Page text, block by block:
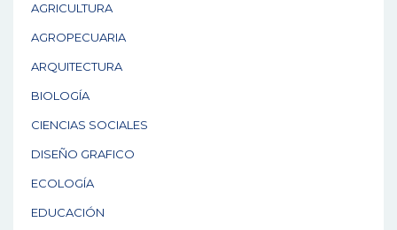
AGRICULTURA
AGROPECUARIA
ARQUITECTURA
BIOLOGÍA
CIENCIAS SOCIALES
DISEÑO GRAFICO
ECOLOGÍA
EDUCACIÓN